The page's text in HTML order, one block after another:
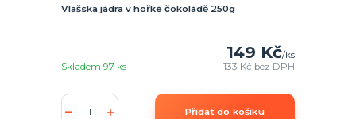
Vlašská jádra v hořké čokoládě 250g
149 Kč/ks
133 Kč bez DPH
Skladem 97 ks
Přidat do košíku